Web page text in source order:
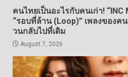
คนไทยเป็นอะไรกับคนเก่า! “INC
“รอบที่ล้าน (Loop)” เพลงของค
วนกลับไปที่เดิม
August 7, 2026